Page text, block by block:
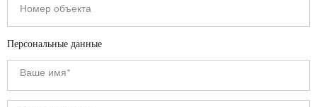
Персональные данные